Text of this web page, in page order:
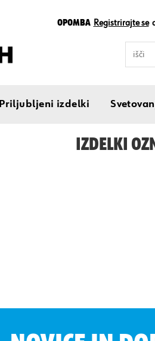
Opomba Registrirajte se
Priljubljeni izdelki
IZDELKI